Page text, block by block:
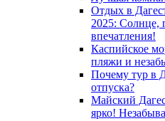
Отдых в
2025: Солнце,
впечатления!
Каспийское
пляжи и
Почему тур в
отпуска?
Майский
ярко!